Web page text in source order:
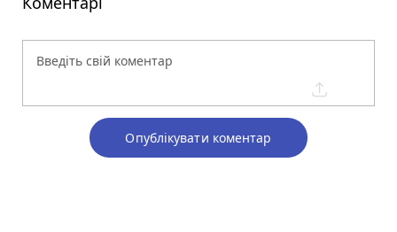
Опублікувати коментар